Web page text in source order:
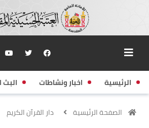
الرئيسية اخبار ونشاطات البث
الصفحة الرئيسية دار القرآن الكريم